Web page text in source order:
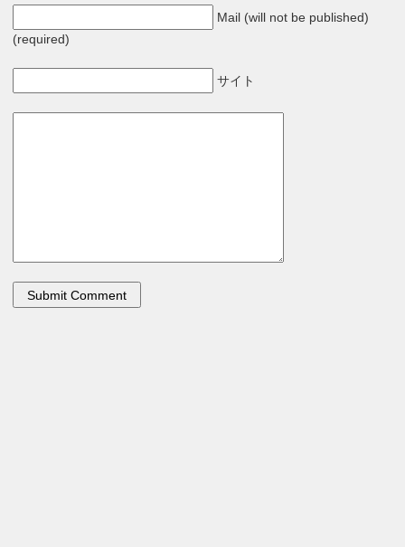
Mail (will not be published)
(required)
サイト